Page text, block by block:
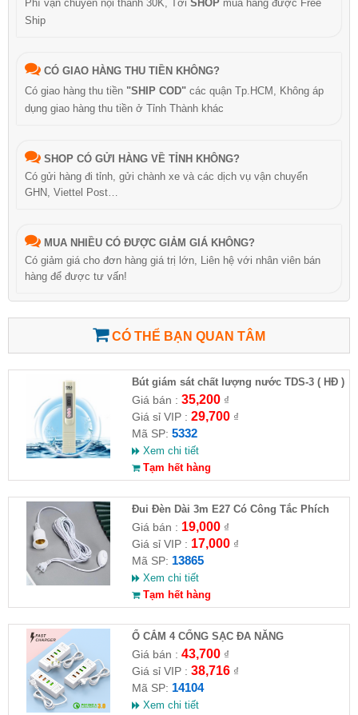
Phí vận chuyển nội thành 30K, Tới SHOP mua hàng được Free
Ship
CÓ GIAO HÀNG THU TIỀN KHÔNG?
Có giao hàng thu tiền "SHIP COD" các quận Tp.HCM, Không áp
dụng giao hàng thu tiền ở Tỉnh Thành khác
SHOP CÓ GỬI HÀNG VỀ TỈNH KHÔNG?
Có gửi hàng đi tỉnh, gửi chành xe và các dịch vụ vận chuyển
GHN, Viettel Post…
MUA NHIỀU CÓ ĐƯỢC GIẢM GIÁ KHÔNG?
Có giảm giá cho đơn hàng giá trị lớn, Liên hệ với nhân viên bán
hàng để được tư vấn!
CÓ THỂ BẠN QUAN TÂM
Bút giám sát chất lượng nước TDS-3 ( HĐ )
Giá bán : 35,200₫
Giá sỉ VIP : 29,700₫
Mã SP: 5332
Xem chi tiết
Tạm hết hàng
Đui Đèn Dài 3m E27 Có Công Tắc Phích
Cắm ( Độ dài thực tế từ 2.2m)
Giá bán : 19,000₫
Giá sỉ VIP : 17,000₫
Mã SP: 13865
Xem chi tiết
Tạm hết hàng
Ổ CẮM 4 CỔNG SẠC ĐA NĂNG
Giá bán : 43,700₫
Giá sỉ VIP : 38,716₫
Mã SP: 14104
Xem chi tiết